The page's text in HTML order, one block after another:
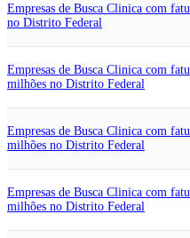
Empresas de Busca Clinica com
no Distrito Federal
Empresas de Busca Clinica com
milhões no Distrito Federal
Empresas de Busca Clinica com
milhões no Distrito Federal
Empresas de Busca Clinica com
milhões no Distrito Federal